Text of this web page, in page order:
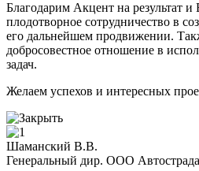
Благодарим Акцент на результат и
плодотворное сотрудничество в
его дальнейшем продвижении.
добросовестное отношение в
задач.
Желаем успехов и интересных
Шаманский В.В.
Генеральный дир. ООО Автострада